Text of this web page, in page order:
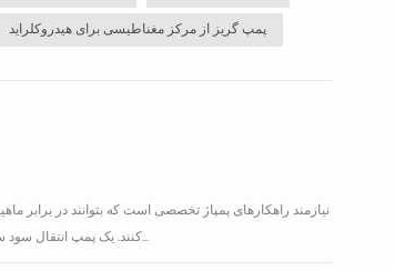
پمپ گریز از مرکز مغناطیسی برای هیدروکلراید
کنند. یک پمپ انتقال سود سوزآور با طراحی مناسب برای تضمین ایمنی عملیاتی، کاهش هزینه‌های نگهداری و افزایش طول عمر سیستم ضروری است. ال...